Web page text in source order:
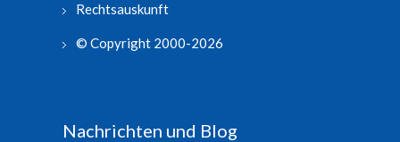
Rechtsauskunft
© Copyright 2000-2026
Nachrichten und Blog